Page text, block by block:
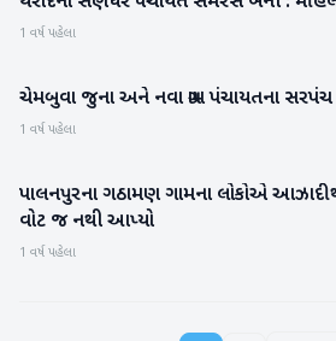
1 વર્ષ પહેલા
બનાસકાંઠા
ચેમબુવા જુના અને નવા ગ્રામ પંચાયતના
1 વર્ષ પહેલા
બનાસકાંઠા
પાલનપુરના ગઠામણ ગામના લોકોએ
વોટ જ નથી આપ્યો
1 વર્ષ પહેલા